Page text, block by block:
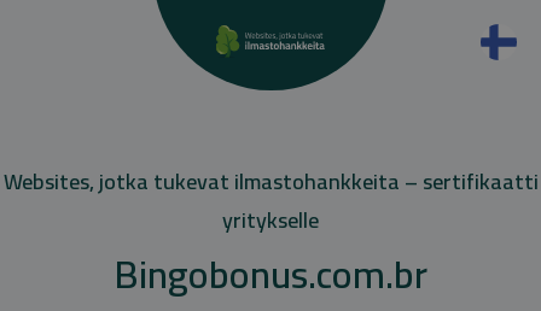
Websites, jotka tukevat ilmastohankkeita – sertifikaatti
yritykselle
Bingobonus.com.br